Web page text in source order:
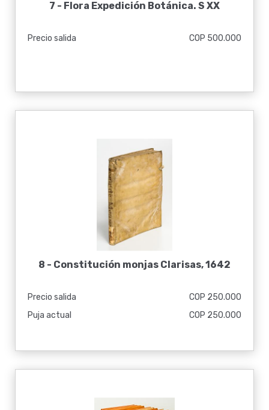
7 - Flora Expedición Botánica. S XX
Precio salida COP 500.000
8 - Constitución monjas Clarisas, 1642
Precio salida
COP 250.000
Puja actual
COP 250.000